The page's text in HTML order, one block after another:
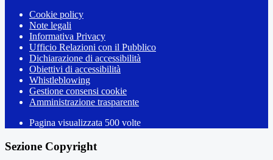
Cookie policy
Note legali
Informativa Privacy
Ufficio Relazioni con il Pubblico
Dichiarazione di accessibilità
Obiettivi di accessibilità
Whistleblowing
Gestione consensi cookie
Amministrazione trasparente
Pagina visualizzata 500 volte
Sezione Copyright